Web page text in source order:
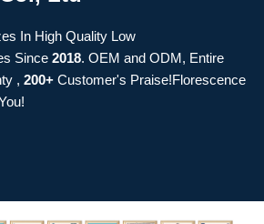
In High Quality Low
Since 2018. OEM and ODM, Entire
, 200+ Customer's Praise!Florescence